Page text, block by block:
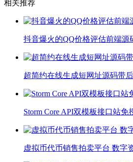
相关推荐
抖音爆火的QQ价格评估前端源
超简约在线生成短网址源码带
Storm Core API双模板接口站免
虚拟币代币销售拍卖平台 数字